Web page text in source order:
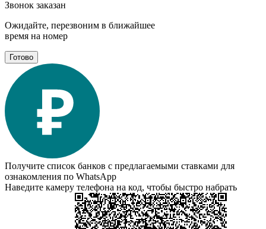
Звонок заказан
Ожидайте, перезвоним в ближайшее
время на номер
Готово
Получите список банков с предлагаемыми ставками для
ознакомления по WhatsApp
Наведите камеру телефона на код, чтобы быстро набрать